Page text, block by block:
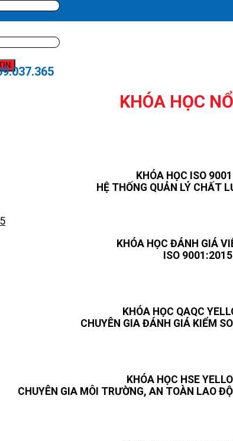
KHÓA HỌC
KHÓA HỌC ISO
HỆ THỐNG QUẢN LÝ CHẤT
KHÓA HỌC ĐÁNH GIÁ
ISO 9001:2015
KHÓA HỌC QAQC
CHUYÊN GIA ĐÁNH GIÁ KIỂM
KHÓA HỌC HSE
CHUYÊN GIA MÔI TRƯỜNG, AN TOÀN LAO